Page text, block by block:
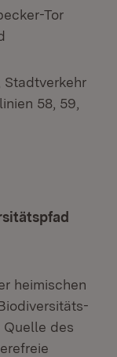
Tor
Stadtverkehr
58, 59,
heimischen
Quelle des